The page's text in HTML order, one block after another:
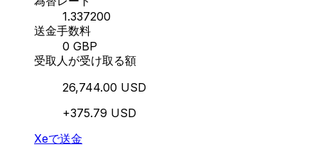
1.337200
送金手数料
0 GBP
受取人が受け取る額
26,744.00 USD
+375.79 USD
Xeで送金